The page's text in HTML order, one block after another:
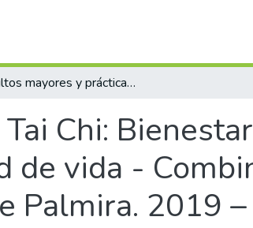
Adultos mayores y práctica de Tai Chi: Bienestar subjetivo percibido en favor de la calidad de vida - Combinado deportivo Nº 1 del Municipio de Palmira. 2019 – 2020.
Chi:
de vida -
Palmira. 2019